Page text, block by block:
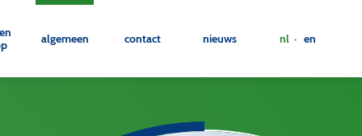
algemeen contact nieuws nl· en